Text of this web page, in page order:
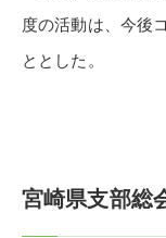
度の活動は、今後
ととした。
宮崎県支部総